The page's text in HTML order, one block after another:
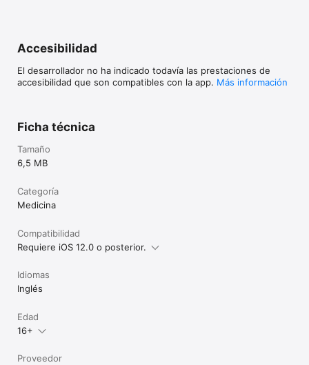
Accesibilidad
El desarrollador no ha indicado todavía las prestaciones de
accesibilidad que son compatibles con la app. Más información
Ficha técnica
Tamaño
6,5 MB
Categoría
Medicina
Compatibilidad
Requiere iOS 12.0 o posterior.
Idiomas
Inglés
Edad
16+
Proveedor